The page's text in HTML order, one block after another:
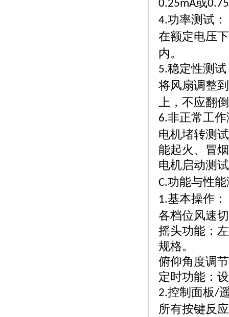
0.25mA
4.功率测试：
在额定电压
内。
5.稳定性测试
将风扇调整
上，不应翻
6.非正常工
电机堵转测
能起火、冒
电机启动测
C.功能与性
1.基本操作：
各档位风速
摇头功能：
规格。
俯仰角度调
定时功能：
2.控制面板/
所有按键反